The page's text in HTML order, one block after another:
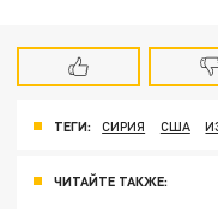
ТЕГИ: СИРИЯ США
ЧИТАЙТЕ ТАКЖЕ: